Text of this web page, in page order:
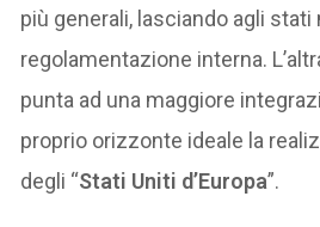
più generali, lasciando agli stati
regolamentazione interna.
punta ad una maggiore
proprio orizzonte ideale la
degli “Stati Uniti d’Europa”.